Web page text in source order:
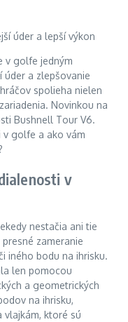
v golfe jedným
úder a zlepšovanie
spolieha nielen
Novinkou na
Bushnell Tour V6.
v golfe a ako vám
v
nestačia ani tie
zameranie
iného bodu na ihrisku.
len pomocou
a geometrických
na ihrisku,
vlajkám, ktoré sú